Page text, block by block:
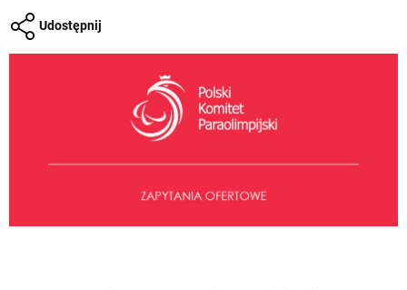
Udostępnij